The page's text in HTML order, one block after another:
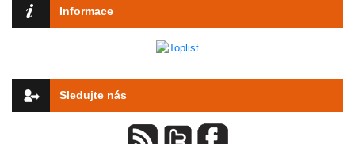
Informace
Sledujte nás